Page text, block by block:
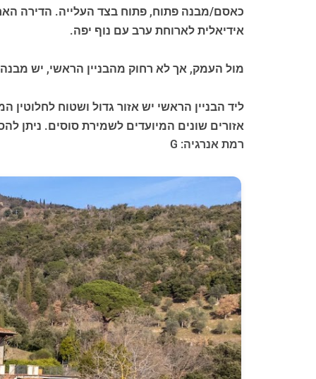
כאסם/מבנה פתוח, פתוח בצד העלייה. הדירה
אידיאלית לארוחת ערב עם נוף יפה.
מול העמק, אך לא רחוק מהבניין הראשי, יש
ליד הבניין הראשי יש אזור גדול ושטוח
אזורים שונים המיועדים לשמירת סוסים. ניתן
רמת אנרגיה: G